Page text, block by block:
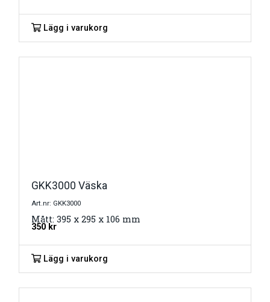
Lägg i varukorg
GKK3000 Väska
Art.nr: GKK3000
Mått: 395 x 295 x 106 mm
350 kr
Lägg i varukorg